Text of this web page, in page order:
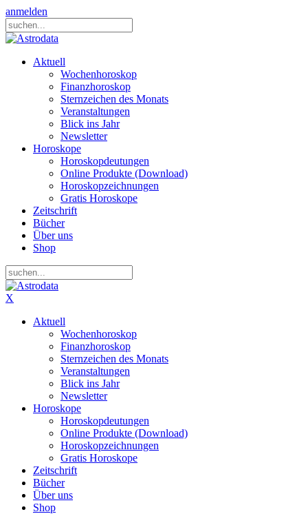
anmelden
Aktuell
Wochenhoroskop
Finanzhoroskop
Sternzeichen des Monats
Veranstaltungen
Blick ins Jahr
Newsletter
Horoskope
Horoskopdeutungen
Online Produkte (Download)
Horoskopzeichnungen
Gratis Horoskope
Zeitschrift
Bücher
Über uns
Shop
X
Aktuell
Wochenhoroskop
Finanzhoroskop
Sternzeichen des Monats
Veranstaltungen
Blick ins Jahr
Newsletter
Horoskope
Horoskopdeutungen
Online Produkte (Download)
Horoskopzeichnungen
Gratis Horoskope
Zeitschrift
Bücher
Über uns
Shop